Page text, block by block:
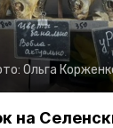
Ольга
на